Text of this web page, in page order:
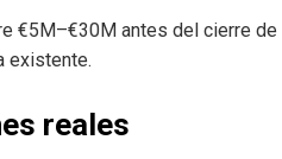
€5M–€30M antes del cierre de
existente.
reales